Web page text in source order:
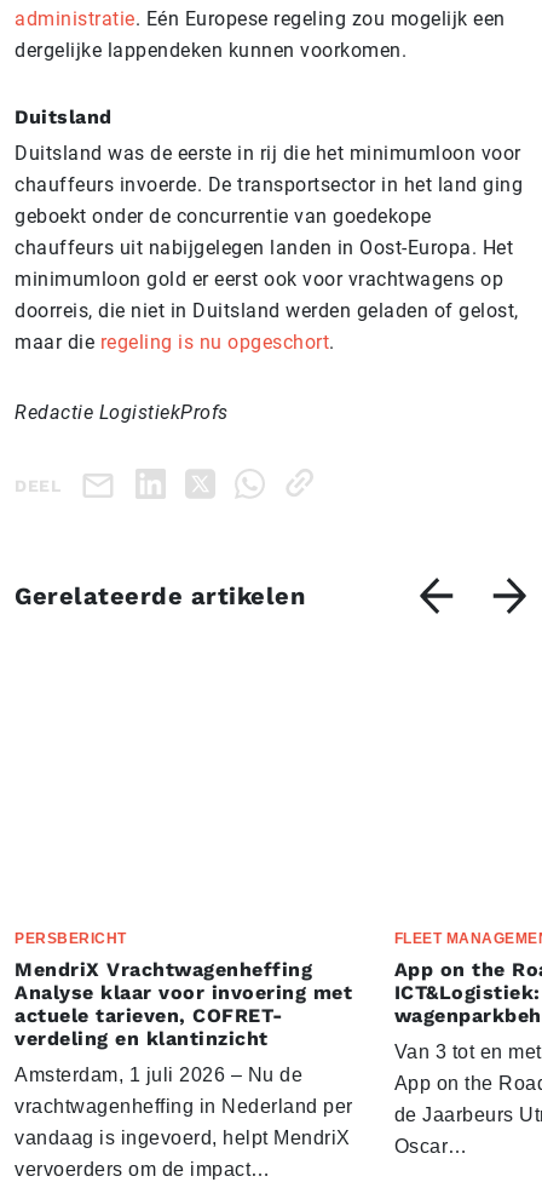
administratie. Eén Europese regeling zou mogelijk een
dergelijke lappendeken kunnen voorkomen.
Duitsland
Duitsland was de eerste in rij die het minimumloon voor
chauffeurs invoerde. De transportsector in het land ging
geboekt onder de concurrentie van goedekope
chauffeurs uit nabijgelegen landen in Oost-Europa. Het
minimumloon gold er eerst ook voor vrachtwagens op
doorreis, die niet in Duitsland werden geladen of gelost,
maar die regeling is nu opgeschort.
Redactie LogistiekProfs
DEEL
Gerelateerde artikelen
PERSBERICHT
MendriX Vrachtwagenheffing
Analyse klaar voor invoering met
actuele tarieven, COFRET-
verdeling en klantinzicht
Amsterdam, 1 juli 2026 – Nu de
vrachtwagenheffing in Nederland per
vandaag is ingevoerd, helpt MendriX
vervoerders om de impact…
FLEET
App on the
Van 3 tot en
App on the
de Jaarbeurs
Oscar…